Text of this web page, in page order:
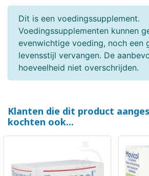
Dit is een voedingssupplement.
Voedingssupplementen kunnen
evenwichtige voeding, noch een
levensstijl vervangen. De
hoeveelheid niet overschrijden.
Klanten die dit product
kochten ook...